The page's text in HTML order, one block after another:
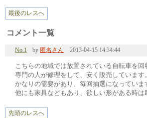
最後のレスへ
コメント一覧
No.1 by 匿名さん 2013-04-15 14:34:44
こちらの地域では放置されている自転車を回
専門の人が修理をして、安く販売しています
かなりの需要があり、毎回抽選になっていま
他にも家具などもあり、欲しい形がある時は
先頭のレスへ